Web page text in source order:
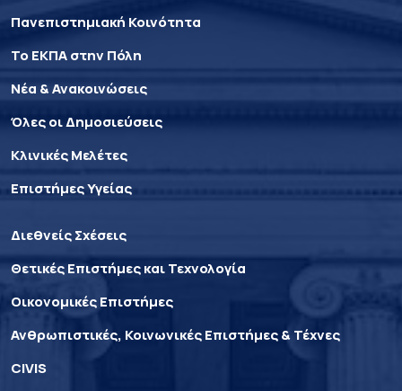
Πανεπιστημιακή Κοινότητα
Το ΕΚΠΑ στην Πόλη
Νέα & Ανακοινώσεις
Όλες οι Δημοσιεύσεις
Κλινικές Μελέτες
Επιστήμες Υγείας
Διεθνείς Σχέσεις
Θετικές Επιστήμες και Τεχνολογία
Οικονομικές Επιστήμες
Ανθρωπιστικές, Κοινωνικές Επιστήμες & Τέχνες
CIVIS